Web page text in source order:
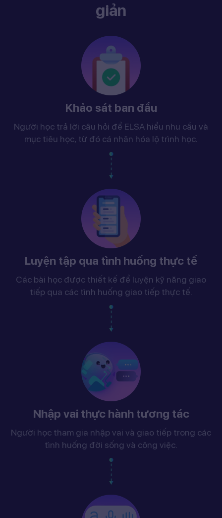
giản
Khảo sát ban đầu
Người học trả lời câu hỏi để ELSA hiểu nhu cầu và
mục tiêu học, từ đó cá nhân hóa lộ trình học.
Luyện tập qua tình huống thực tế
Các bài học được thiết kế để luyện kỹ năng giao
tiếp qua các tình huống giao tiếp thực tế.
Nhập vai thực hành tương tác
Người học tham gia nhập vai và giao tiếp trong các
tình huống đời sống và công việc.